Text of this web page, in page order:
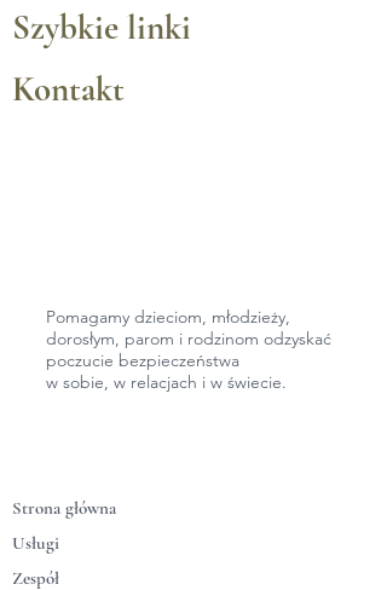
Szybkie linki
Kontakt
Pomagamy dzieciom, młodzieży,
dorosłym, parom i rodzinom odzyskać
poczucie bezpieczeństwa
w sobie, w relacjach i w świecie.
Strona główna
Usługi
Zespół